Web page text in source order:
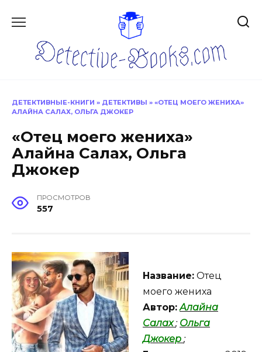
ДЕТЕКТИВНЫЕ-КНИГИ » ДЕТЕКТИВЫ » «ОТЕЦ МОЕГО ЖЕНИХА»
АЛАЙНА САЛАХ, ОЛЬГА ДЖОКЕР
«Отец моего жениха»
Алайна Салах, Ольга
Джокер
ПРОСМОТРОВ
557
Название: Отец
моего жениха
Автор: Алайна
Салах; Ольга
Джокер ;